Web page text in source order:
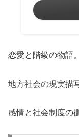
恋愛と階級の物語。
地方社会の現実描
感情と社会制度の